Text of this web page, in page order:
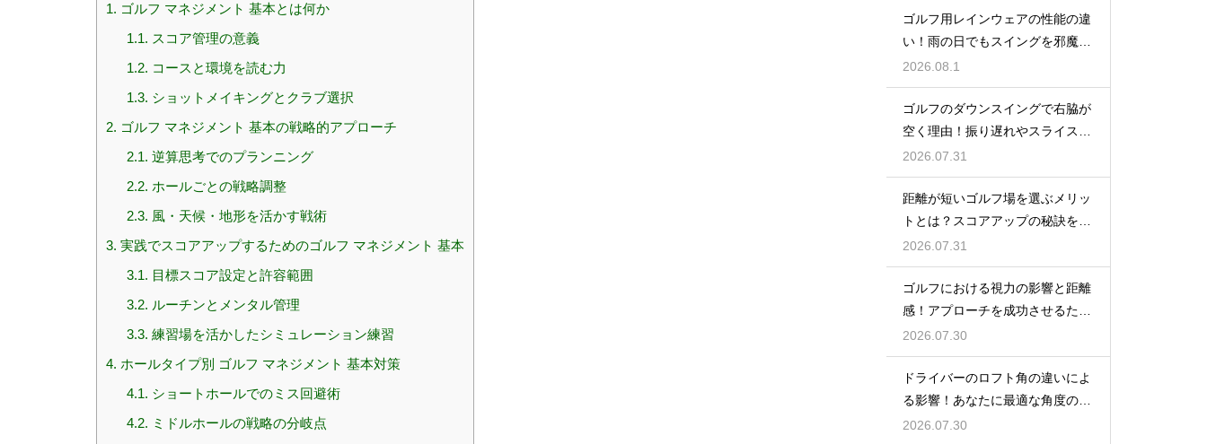
1. ゴルフ マネジメント 基本とは何か
1.1. スコア管理の意義
1.2. コースと環境を読む力
1.3. ショットメイキングとクラブ選択
2. ゴルフ マネジメント 基本の戦略的アプローチ
2.1. 逆算思考でのプランニング
2.2. ホールごとの戦略調整
2.3. 風・天候・地形を活かす戦術
3. 実践でスコアアップするためのゴルフ マネジメント 基本
3.1. 目標スコア設定と許容範囲
3.2. ルーチンとメンタル管理
3.3. 練習場を活かしたシミュレーション練習
4. ホールタイプ別 ゴルフ マネジメント 基本対策
4.1. ショートホールでのミス回避術
4.2. ミドルホールの戦略の分岐点
ゴルフ用レインウェアの性能の違
い！雨の日でもスイングを邪魔し
ない選び方
2026.08.1
ゴルフのダウンスイングで右脇が
空く理由！振り遅れやスライスを
防ぐ改善
2026.07.31
距離が短いゴルフ場を選ぶメリッ
トとは？スコアアップの秘訣を公
開
2026.07.31
ゴルフにおける視力の影響と距離
感！アプローチを成功させるため
の目のケア
2026.07.30
ドライバーのロフト角の違いによ
る影響！あなたに最適な角度の選
び方
2026.07.30